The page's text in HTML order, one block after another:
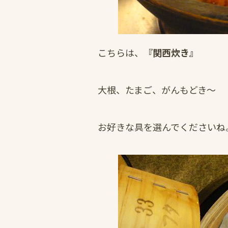
こちらは、 『関西炊き』
大根、たまご、がんもどき～
お好きな具を選んでくださいね